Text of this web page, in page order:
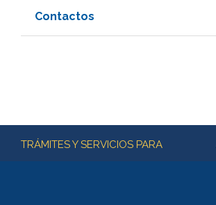
Contactos
Más información
TRÁMITES Y SERVICIOS PARA